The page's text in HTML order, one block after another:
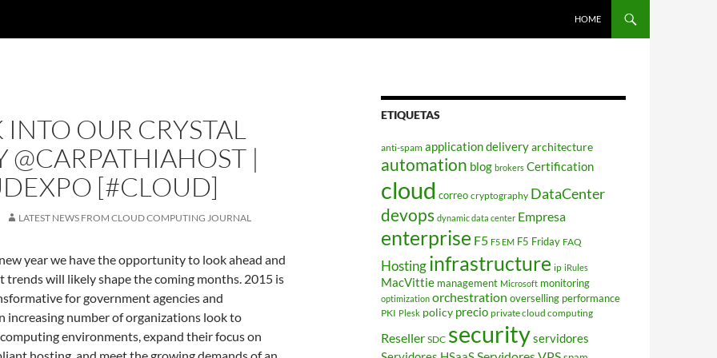
HOME
OUR CRYSTAL
@CARPATHIAHOST |
[#CLOUD]
LATEST NEWS FROM CLOUD COMPUTING JOURNAL
year we have the opportunity to look ahead and
will likely shape the coming months. 2015 is
for government agencies and
increasing number of organizations look to
environments, expand their focus on
ETIQUETAS
anti-spam application deliveryarchitecture
automation blog brokers Certification
cloud correo cryptography DataCenter
devops dynamic data center Empresa
enterprise F5 F5 EM F5 Friday FAQ
Hostinginfrastructure ip iRules
MacVittie management Microsoft monitoring
optimization orchestration overselling performance
PKI Plesk policy precio private cloud computing
Reseller SDC securityservidores